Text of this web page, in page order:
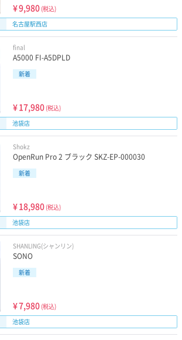
¥9,980 (税込)
名古屋駅西店
final
A5000 FI-A5DPLD
新着
¥17,980 (税込)
池袋店
Shokz
OpenRun Pro 2 ブラック SKZ-EP-000030
新着
¥18,980 (税込)
池袋店
SHANLING(シャンリン)
SONO
新着
¥7,980 (税込)
池袋店